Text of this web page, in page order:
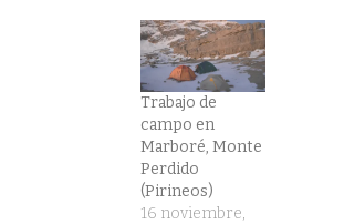
Trabajo de
campo en
Marboré, Monte
Perdido
(Pirineos)
16 noviembre,